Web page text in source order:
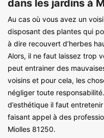
dans les jardins à
Au cas où vous avez un
disposant des plantes qui
à dire recouvert d’herbes
Alors, il ne faut laissez trop
peut entrainer des
voisins et pour cela, les
négliger toute
d’esthétique il faut
faisant appel à des
Miolles 81250.